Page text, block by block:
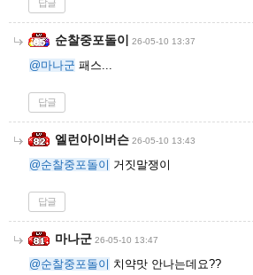
답글
순찰중포돌이 26-05-10 13:37
@마나군 패스...
답글
엘런아이버슨 26-05-10 13:43
@순찰중포돌이 거짓말쟁이
답글
마나군 26-05-10 13:47
@순찰중포돌이 치약맛 안나는데요??